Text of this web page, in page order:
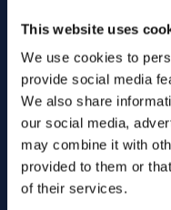
This website uses
We use cookies to
provide social media
We also share
our social media,
may combine it with
provided to them or
of their services.
Miktar girin